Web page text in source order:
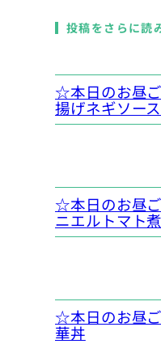
投稿をさらに読
☆本日のお昼
揚げネギソース
☆本日のお昼
ニエルトマト煮
☆本日のお昼
華丼